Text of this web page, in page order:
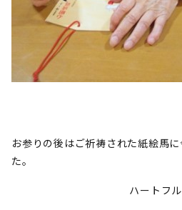
お参りの後はご祈祷された紙絵馬
た。
ハートフ